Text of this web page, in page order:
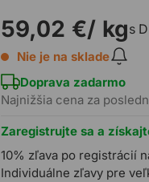
59,02 €/ kgs
Nie je na sklade
Doprava zadarmo
Najnižšia cena za
Zaregistrujte sa a
10% zľava po registrácií
Individuálne zľavy pre